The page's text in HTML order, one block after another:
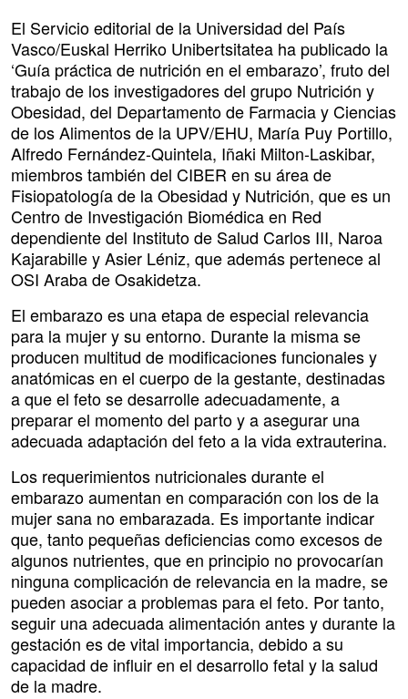
El Servicio editorial de la Universidad del País
Vasco/Euskal Herriko Unibertsitatea ha publicado la
‘Guía práctica de nutrición en el embarazo’, fruto del
trabajo de los investigadores del grupo Nutrición y
Obesidad, del Departamento de Farmacia y Ciencias
de los Alimentos de la UPV/EHU, María Puy Portillo,
Alfredo Fernández-Quintela, Iñaki Milton-Laskibar,
miembros también del CIBER en su área de
Fisiopatología de la Obesidad y Nutrición, que es un
Centro de Investigación Biomédica en Red
dependiente del Instituto de Salud Carlos III, Naroa
Kajarabille y Asier Léniz, que además pertenece al
OSI Araba de Osakidetza.
El embarazo es una etapa de especial relevancia
para la mujer y su entorno. Durante la misma se
producen multitud de modificaciones funcionales y
anatómicas en el cuerpo de la gestante, destinadas
a que el feto se desarrolle adecuadamente, a
preparar el momento del parto y a asegurar una
adecuada adaptación del feto a la vida extrauterina.
Los requerimientos nutricionales durante el
embarazo aumentan en comparación con los de la
mujer sana no embarazada. Es importante indicar
que, tanto pequeñas deficiencias como excesos de
algunos nutrientes, que en principio no provocarían
ninguna complicación de relevancia en la madre, se
pueden asociar a problemas para el feto. Por tanto,
seguir una adecuada alimentación antes y durante la
gestación es de vital importancia, debido a su
capacidad de influir en el desarrollo fetal y la salud
de la madre.